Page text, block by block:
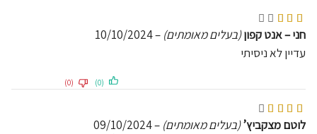
דורג
חני – אנט קפון(בעלים מאומתים) –
10/10/2024
עדיין לא ניסיתי
(0)
(0)
דורג
לוטם מצקביץ’(בעלים מאומתים) –
09/10/2024